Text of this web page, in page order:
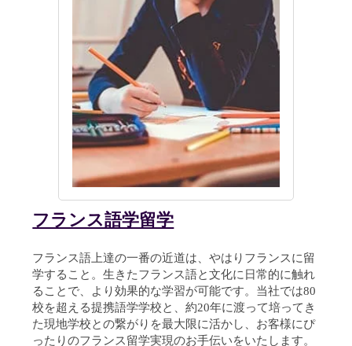
フランス語学留学
フランス語上達の一番の近道は、やはりフランスに留
学すること。生きたフランス語と文化に日常的に触れ
ることで、より効果的な学習が可能です。当社では80
校を超える提携語学学校と、約20年に渡って培ってき
た現地学校との繋がりを最大限に活かし、お客様にぴ
ったりのフランス留学実現のお手伝いをいたします。